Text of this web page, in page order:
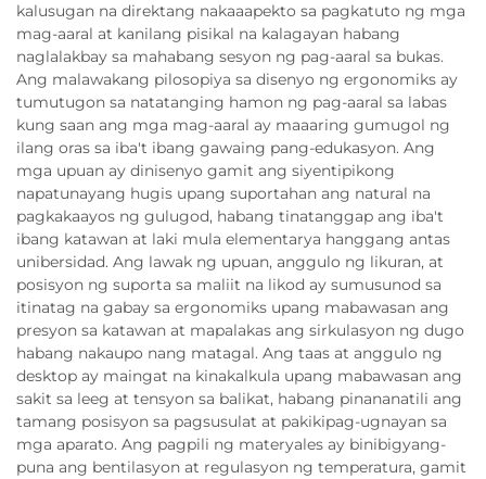
kalusugan na direktang nakaaapekto sa pagkatuto ng mga
mag-aaral at kanilang pisikal na kalagayan habang
naglalakbay sa mahabang sesyon ng pag-aaral sa bukas.
Ang malawakang pilosopiya sa disenyo ng ergonomiks ay
tumutugon sa natatanging hamon ng pag-aaral sa labas
kung saan ang mga mag-aaral ay maaaring gumugol ng
ilang oras sa iba't ibang gawaing pang-edukasyon. Ang
mga upuan ay dinisenyo gamit ang siyentipikong
napatunayang hugis upang suportahan ang natural na
pagkakaayos ng gulugod, habang tinatanggap ang iba't
ibang katawan at laki mula elementarya hanggang antas
unibersidad. Ang lawak ng upuan, anggulo ng likuran, at
posisyon ng suporta sa maliit na likod ay sumusunod sa
itinatag na gabay sa ergonomiks upang mabawasan ang
presyon sa katawan at mapalakas ang sirkulasyon ng dugo
habang nakaupo nang matagal. Ang taas at anggulo ng
desktop ay maingat na kinakalkula upang mabawasan ang
sakit sa leeg at tensyon sa balikat, habang pinananatili ang
tamang posisyon sa pagsusulat at pakikipag-ugnayan sa
mga aparato. Ang pagpili ng materyales ay binibigyang-
puna ang bentilasyon at regulasyon ng temperatura, gamit